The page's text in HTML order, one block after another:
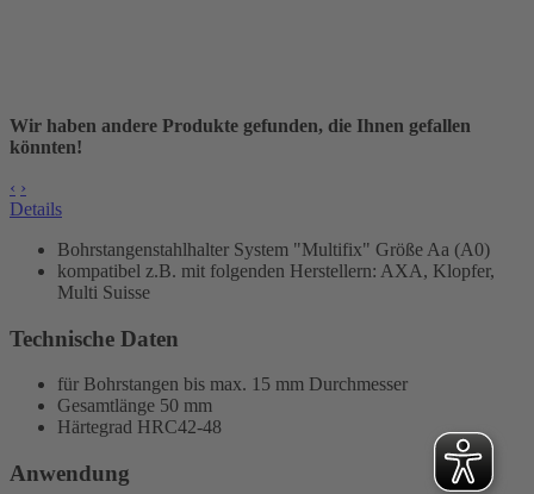
Wir haben andere Produkte gefunden, die Ihnen gefallen
könnten!
‹ ›
Details
Bohrstangenstahlhalter System "Multifix" Größe Aa (A0)
kompatibel z.B. mit folgenden Herstellern: AXA, Klopfer,
Multi Suisse
Technische Daten
für Bohrstangen bis max. 15 mm Durchmesser
Gesamtlänge 50 mm
Härtegrad HRC42-48
Anwendung